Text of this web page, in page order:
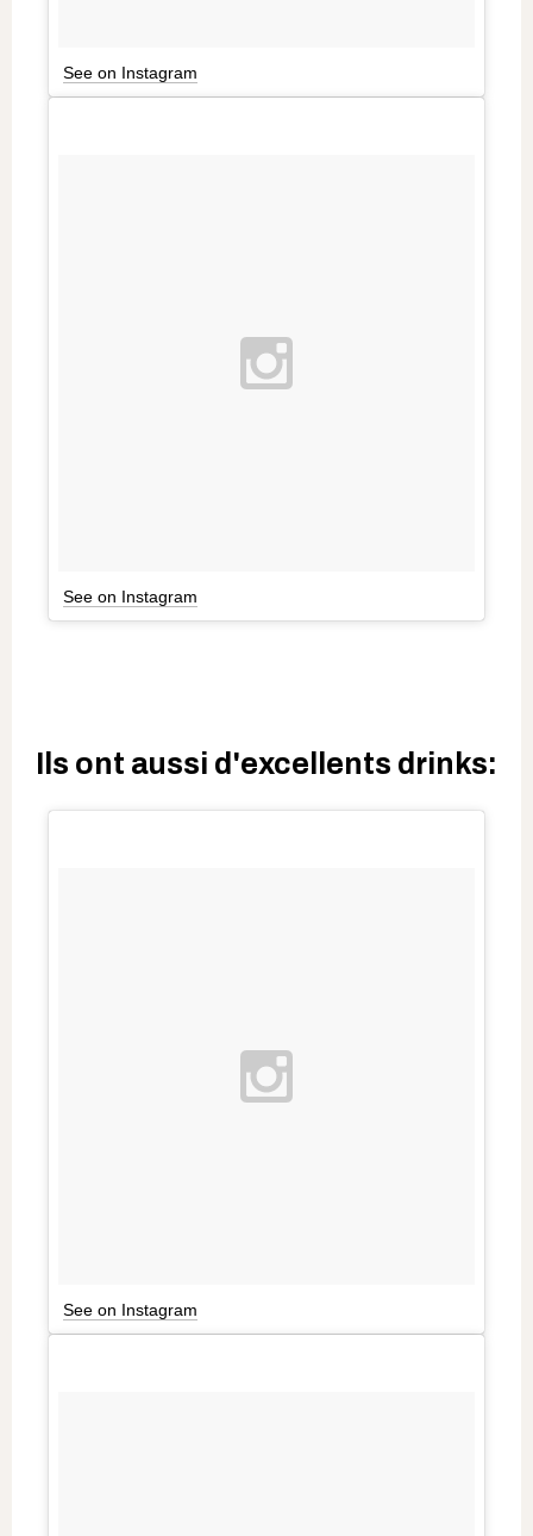
See on Instagram
See on Instagram
Ils ont aussi d'excellents drinks:
See on Instagram